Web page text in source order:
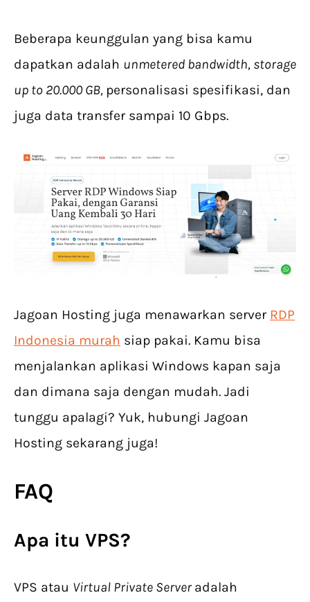
Beberapa keunggulan yang bisa kamu
dapatkan adalah unmetered bandwidth, storage
up to 20.000 GB, personalisasi spesifikasi, dan
juga data transfer sampai 10 Gbps.
Jagoan Hosting juga menawarkan server RDP
Indonesia murah siap pakai. Kamu bisa
menjalankan aplikasi Windows kapan saja
dan dimana saja dengan mudah. Jadi
tunggu apalagi? Yuk, hubungi Jagoan
Hosting sekarang juga!
FAQ
Apa itu VPS?
VPS atau Virtual Private Server adalah